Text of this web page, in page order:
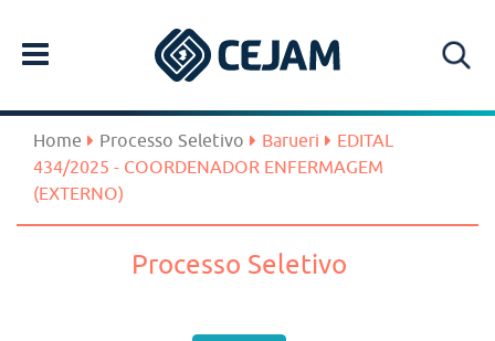
Home Processo Seletivo Barueri
EDITAL
434/2025 - COORDENADOR ENFERMAGEM
(EXTERNO)
Processo Seletivo